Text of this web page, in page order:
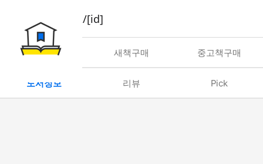
book/rent/[id]
대여 새책구매 중고책구매
도서정보 리뷰 Pick